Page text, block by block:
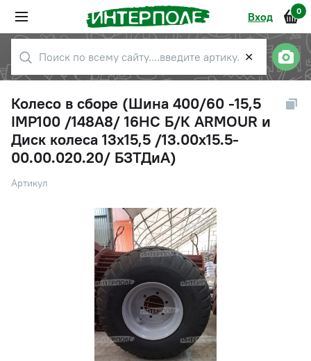
Вход 0
✕
Колесо в сборе (Шина 400/60 -15,5
IMP100 /148A8/ 16НС Б/К ARMOUR и
Диск колеса 13х15,5 /13.00x15.5-
00.00.020.20/ БЗТДиА)
Артикул